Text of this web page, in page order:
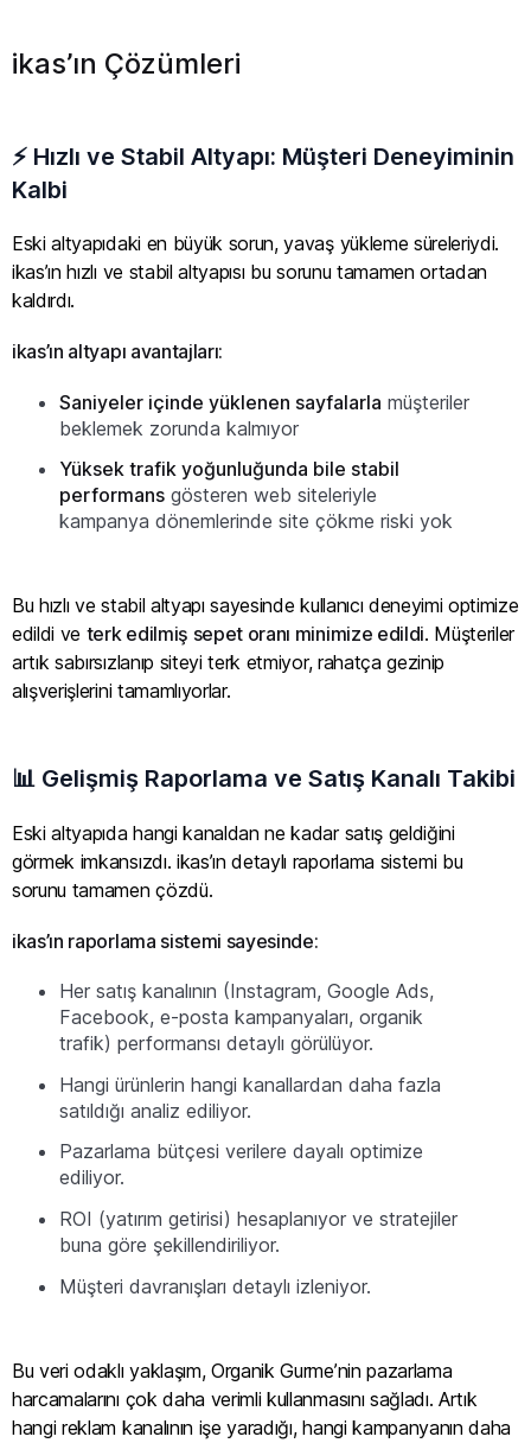
ikas’ın Çözümleri
⚡ Hızlı ve Stabil Altyapı: Müşteri Deneyiminin
Kalbi
Eski altyapıdaki en büyük sorun, yavaş yükleme süreleriydi.
ikas’ın hızlı ve stabil altyapısı bu sorunu tamamen ortadan
kaldırdı.
ikas’ın altyapı avantajları:
Saniyeler içinde yüklenen sayfalarla müşteriler
beklemek zorunda kalmıyor
Yüksek trafik yoğunluğunda bile stabil
performans gösteren web siteleriyle
kampanya dönemlerinde site çökme riski yok
Bu hızlı ve stabil altyapı sayesinde kullanıcı deneyimi optimize
edildi ve terk edilmiş sepet oranı minimize edildi. Müşteriler
artık sabırsızlanıp siteyi terk etmiyor, rahatça gezinip
alışverişlerini tamamlıyorlar.
📊 Gelişmiş Raporlama ve Satış Kanalı Takibi
Eski altyapıda hangi kanaldan ne kadar satış geldiğini
görmek imkansızdı. ikas’ın detaylı raporlama sistemi bu
sorunu tamamen çözdü.
ikas’ın raporlama sistemi sayesinde:
Her satış kanalının (Instagram, Google Ads,
Facebook, e-posta kampanyaları, organik
trafik) performansı detaylı görülüyor.
Hangi ürünlerin hangi kanallardan daha fazla
satıldığı analiz ediliyor.
Pazarlama bütçesi verilere dayalı optimize
ediliyor.
ROI (yatırım getirisi) hesaplanıyor ve stratejiler
buna göre şekillendiriliyor.
Müşteri davranışları detaylı izleniyor.
Bu veri odaklı yaklaşım, Organik Gurme’nin pazarlama
harcamalarını çok daha verimli kullanmasını sağladı. Artık
hangi reklam kanalının işe yaradığı, hangi kampanyanın daha